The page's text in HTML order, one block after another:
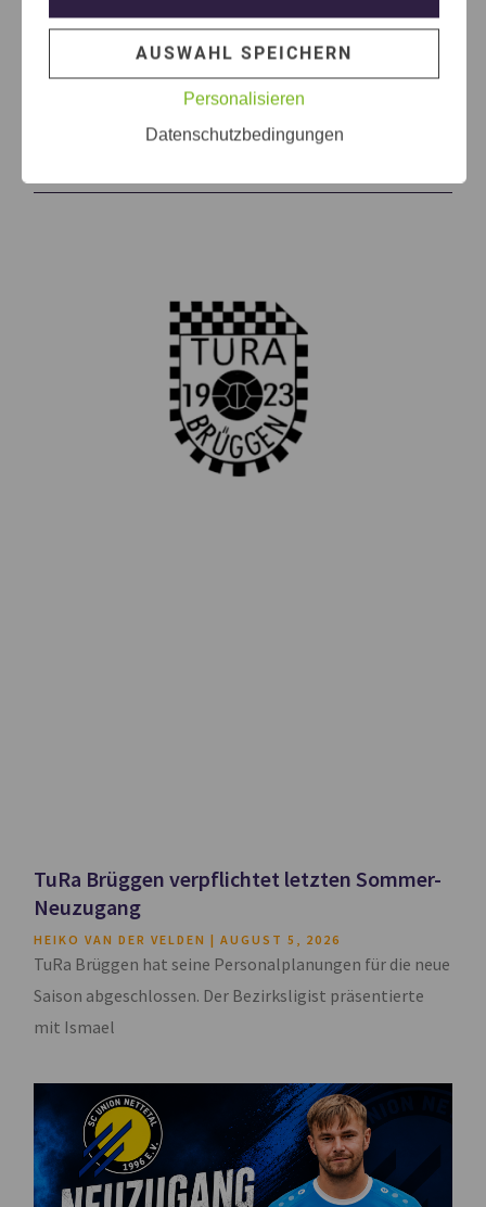
Themen die dich auch
interessieren können
TuRa Brüggen verpflichtet letzten Sommer-
Neuzugang
HEIKO VAN DER VELDEN AUGUST 5, 2026
TuRa Brüggen hat seine Personalplanungen für die neue
Saison abgeschlossen. Der Bezirksligist präsentierte
mit Ismael
AUSWAHL SPEICHERN
Personalisieren
Datenschutzbedingungen